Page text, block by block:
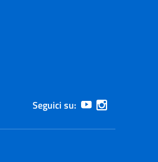
Seguici su: